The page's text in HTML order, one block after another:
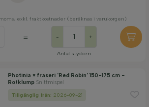
exkl. fraktkostnader (beräknas i varukorgen)
= - +
Antal stycken
Photinia × fraseri 'Red Robin' 150-175 cm -
Rotklump Snittmispel
Tillgänglig från: 2026-09-21